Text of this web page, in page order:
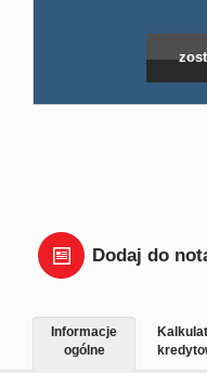
Dodaj do
Informacje
ogólne